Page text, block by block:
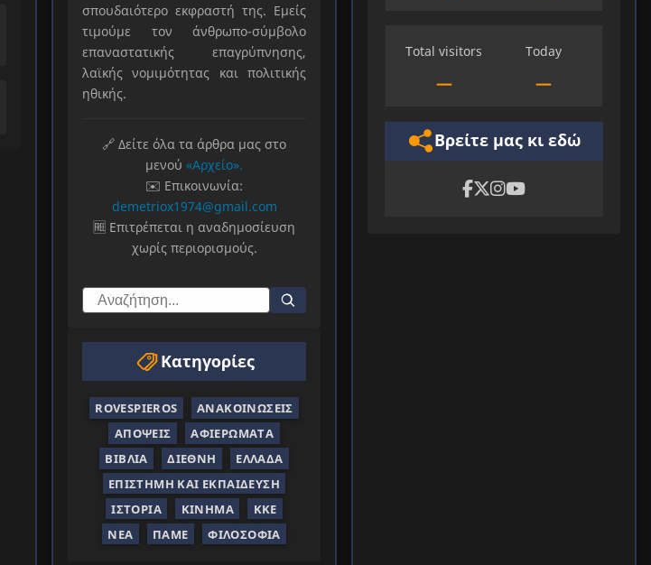
σπουδαιότερο εκφραστή της. Εμείς
τιμούμε τον άνθρωπο-σύμβολο
επαναστατικής επαγρύπνησης,
λαϊκής νομιμότητας και πολιτικής
ηθικής.
🔗 Δείτε όλα τα άρθρα μας στο
μενού «Αρχείο».
✉️ Επικοινωνία:
demetriox1974@gmail.com
🆓 Επιτρέπεται η αναδημοσίευση
χωρίς περιορισμούς.
Κατηγορίες
ROVESPIEROS
ΑΝΑΚΟΙΝΏΣΕΙΣ
ΑΠΌΨΕΙΣ
ΑΦΙΕΡΏΜΑΤΑ
ΒΙΒΛΊΑ
ΔΙΕΘΝΉ
ΕΛΛΆΔΑ
ΕΠΙΣΤΉΜΗ ΚΑΙ ΕΚΠΑΊΔΕΥΣΗ
ΙΣΤΟΡΊΑ
ΚΊΝΗΜΑ
ΚΚΕ
ΝΈΑ
ΠΑΜΕ ΦΙΛΟΣΟΦΊΑ
Total visitors
—
Today
—
Βρείτε μας κι εδώ